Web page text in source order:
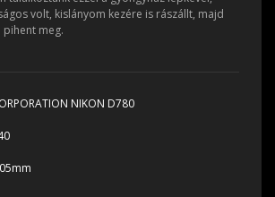
volt, kislányom kezére is rászállt, majd
pihent meg.
NIKON D780